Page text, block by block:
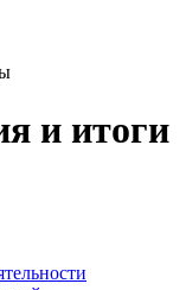
и итоги